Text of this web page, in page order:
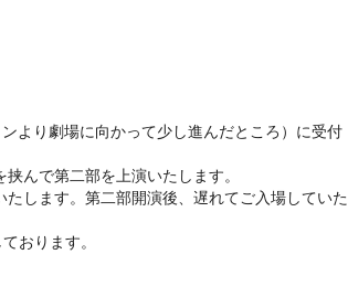
より劇場に向かって少し進んだところ）に受付
んで第二部を上演いたします。
します。第二部開演後、遅れてご入場していた
おります。